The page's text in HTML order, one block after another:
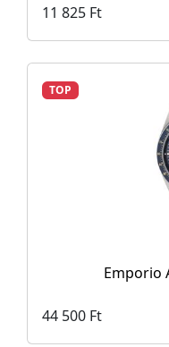
11 825 Ft
TOP
Emporio
44 500 Ft